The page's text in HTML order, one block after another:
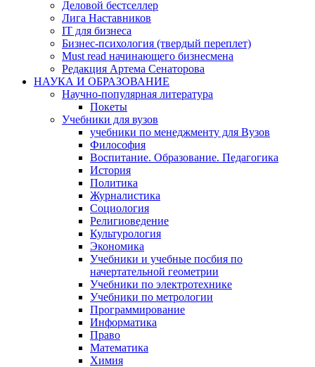
Деловой бестселлер
Лига Наставников
IT для бизнеса
Бизнес-психология (твердый переплет)
Must read начинающего бизнесмена
Редакция Артема Сенаторова
НАУКА И ОБРАЗОВАНИЕ
Научно-популярная литература
Покеты
Учебники для вузов
учебники по менеджменту для Вузов
Философия
Воспитание. Образование. Педагогика
История
Политика
Журналистика
Социология
Религиоведение
Культурология
Экономика
Учебники и учебные посбия по
начертательной геометрии
Учебники по электротехнике
Учебники по метрологии
Программирование
Информатика
Право
Математика
Химия